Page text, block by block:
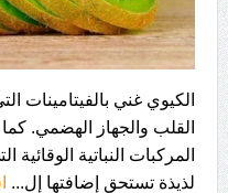
الكيوي غني
القلب والجهاز الهضمي.
المركبات النباتية الوقائية
لذيذة تستحق إضافتها إل...